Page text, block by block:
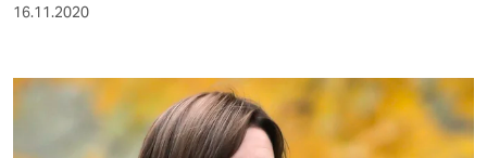
16.11.2020